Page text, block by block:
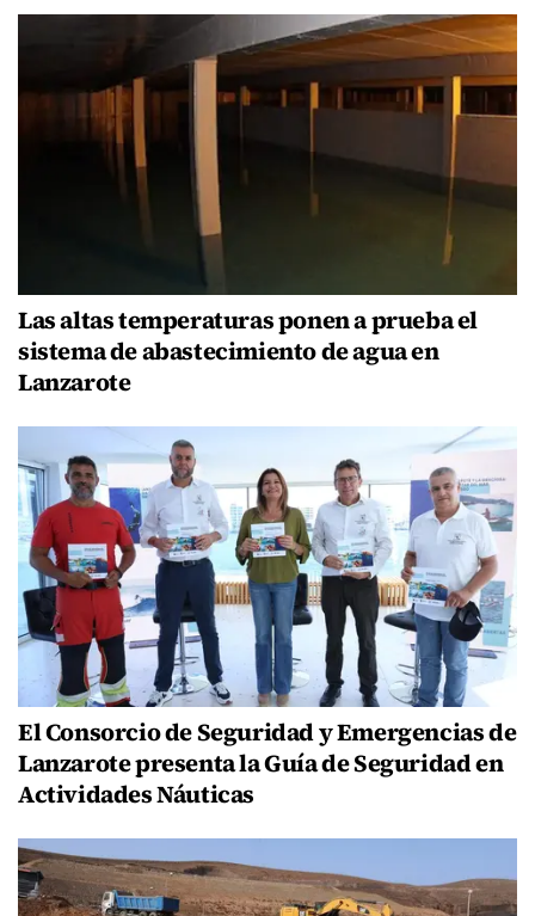
Las altas temperaturas ponen a prueba el
sistema de abastecimiento de agua en
Lanzarote
El Consorcio de Seguridad y Emergencias de
Lanzarote presenta la Guía de Seguridad en
Actividades Náuticas